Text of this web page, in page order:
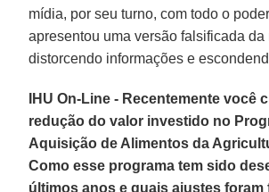
mídia, por seu turno, com todo o
apresentou uma versão falsificada da
distorcendo informações e
IHU On-Line - Recentemente você
redução do valor investido no
Aquisição de Alimentos da
Como esse programa tem sido
últimos anos e quais ajustes foram